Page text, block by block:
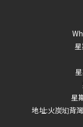
星
地址:火炭㘭背